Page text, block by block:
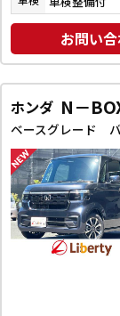
お問い
ホンダ N－